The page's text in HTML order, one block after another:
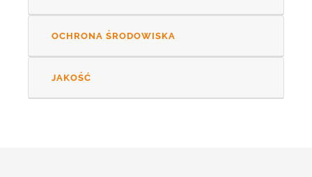
OCHRONA ŚRODOWISKA
JAKOŚĆ